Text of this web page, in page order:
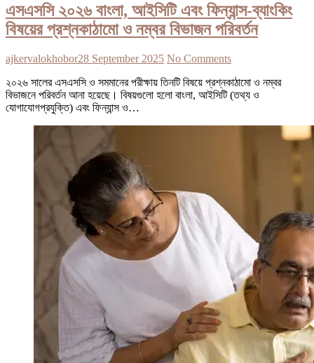
এসএসসি ২০২৬ বাংলা, আইসিটি এবং ফিন্যান্স-ব্যাংকিং
বিষয়ের প্রশ্নকাঠামো ও নম্বর বিভাজন পরিবর্তন
ajkervalokhobor28 September 2025 No Comments
২০২৬ সালের এসএসসি ও সমমানের পরীক্ষায় তিনটি বিষয়ে প্রশ্নকাঠামো ও নম্বর
বিভাজনে পরিবর্তন আনা হয়েছে। বিষয়গুলো হলো বাংলা, আইসিটি (তথ্য ও
যোগাযোগপ্রযুক্তি) এবং ফিন্যান্স ও…